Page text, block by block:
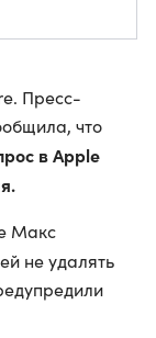
Пресс-
что
в Apple
Макс
не удалять